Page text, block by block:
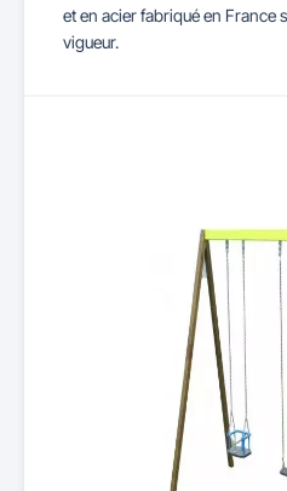
et en acier fabriqué en France
vigueur.